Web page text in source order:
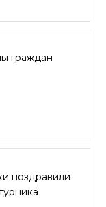
граждан
поздравили